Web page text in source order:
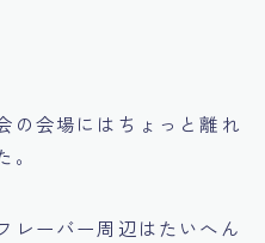
の会場にはちょっと離れ
レーバー周辺はたいへん